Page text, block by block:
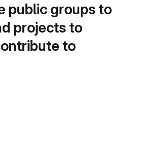
public groups to
projects to
to